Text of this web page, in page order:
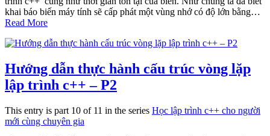
khai báo biến máy tính sẽ cấp phát một vùng nhớ có độ lớn bằng…
Read More
Hướng dẫn thực hành cấu trúc vòng lặp
lập trình c++ – P2
This entry is part 10 of 11 in the series Học lập trình c++ cho người
mới cùng chuyên gia